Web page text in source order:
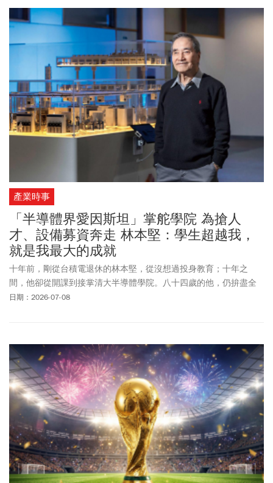
產業時事
「半導體界愛因斯坦」掌舵學院 為搶人
才、設備募資奔走 林本堅：學生超越我，
就是我最大的成就
十年前，剛從台積電退休的林本堅，從沒想過投身教育；十年之
間，他卻從開課到接掌清大半導體學院。八十四歲的他，仍拚盡全
力，要為台灣維持優勢，培育下一代的半導體人才。
日期：2026-07-08